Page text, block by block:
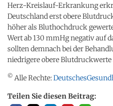
Herz-Kreislauf-Erkrankung
Deutschland erst obere
höher als Bluthochdruck
Wert ab 130 mmHg negativ auf
sollten demnach bei der
niedrigere obere
© Alle Rechte:
Teilen Sie diesen Beitrag: